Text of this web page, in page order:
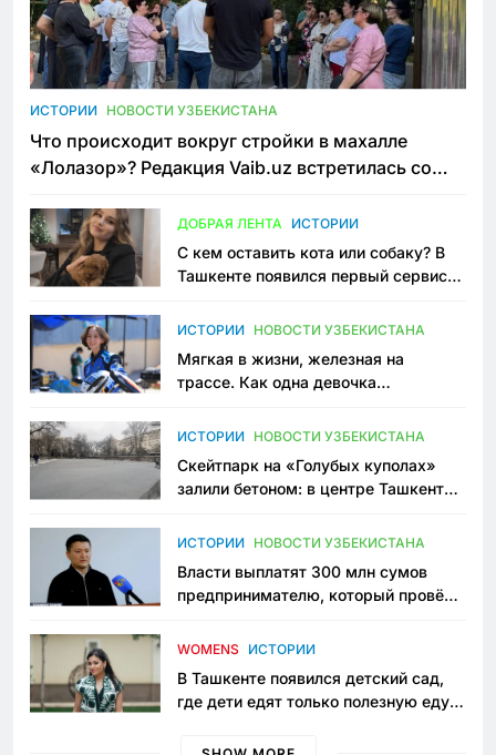
ИСТОРИИ НОВОСТИ УЗБЕКИСТАНА
Что происходит вокруг стройки в махалле
«Лолазор»? Редакция Vaib.uz встретилась со
ДОБРАЯ ЛЕНТА ИСТОРИИ
С кем оставить кота или собаку? В
Ташкенте появился первый сервис
ИСТОРИИ НОВОСТИ УЗБЕКИСТАНА
Мягкая в жизни, железная на
трассе. Как одна девочка
Узбекистане
ИСТОРИИ НОВОСТИ УЗБЕКИСТАНА
Скейтпарк на «Голубых куполах»
залили бетоном: в центре Ташкента
пространство
ИСТОРИИ НОВОСТИ УЗБЕКИСТАНА
Власти выплатят 300 млн сумов
предпринимателю, который провёл
приговору
WOMENS ИСТОРИИ
В Ташкенте появился детский сад,
где дети едят только полезную еду.
просить «кашу без сахара»